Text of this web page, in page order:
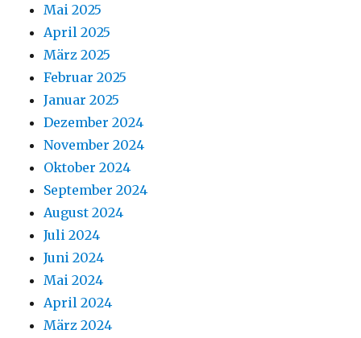
Mai 2025
April 2025
März 2025
Februar 2025
Januar 2025
Dezember 2024
November 2024
Oktober 2024
September 2024
August 2024
Juli 2024
Juni 2024
Mai 2024
April 2024
März 2024